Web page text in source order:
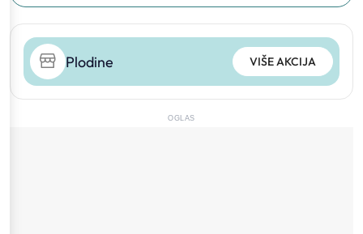
Plodine VIŠE AKCIJA
OGLAS